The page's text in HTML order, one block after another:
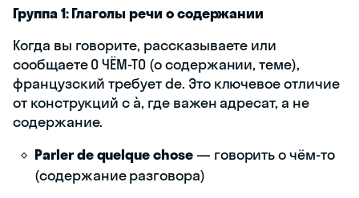
Группа 1: Глаголы речи о содержании
Когда вы говорите, рассказываете или
сообщаете О ЧЁМ-ТО (о содержании, теме),
французский требует de. Это ключевое отличие
от конструкций с à, где важен адресат, а не
содержание.
Parler de quelque chose— говорить о чём-то
(содержание разговора)